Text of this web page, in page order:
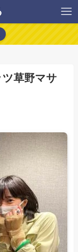
草野マサ